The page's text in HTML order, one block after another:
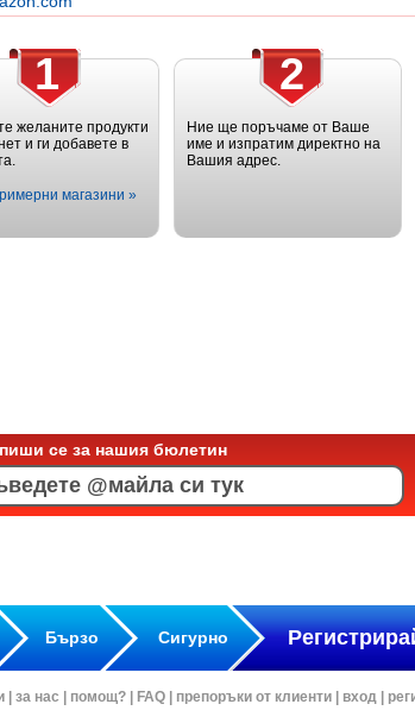
1
желаните продукти
и ги добавете в
магазини »
2
Ние ще поръчаме от Ваше
име и изпратим директно на
Вашия адрес.
се за нашия бюлетин
Бързо Сигурно
за нас помощ? FAQ препоръки от клиенти вход